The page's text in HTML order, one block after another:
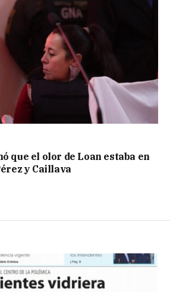
que el olor de Loan estaba en
y Caillava